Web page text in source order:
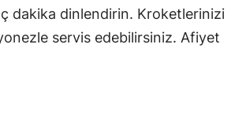
dakika dinlendirin. Kroketlerinizi
servis edebilirsiniz. Afiyet